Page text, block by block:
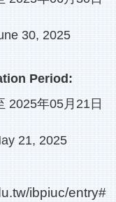
30, 2025
Period:
2025年05月21日
21, 2025
ibpiuc/entry#